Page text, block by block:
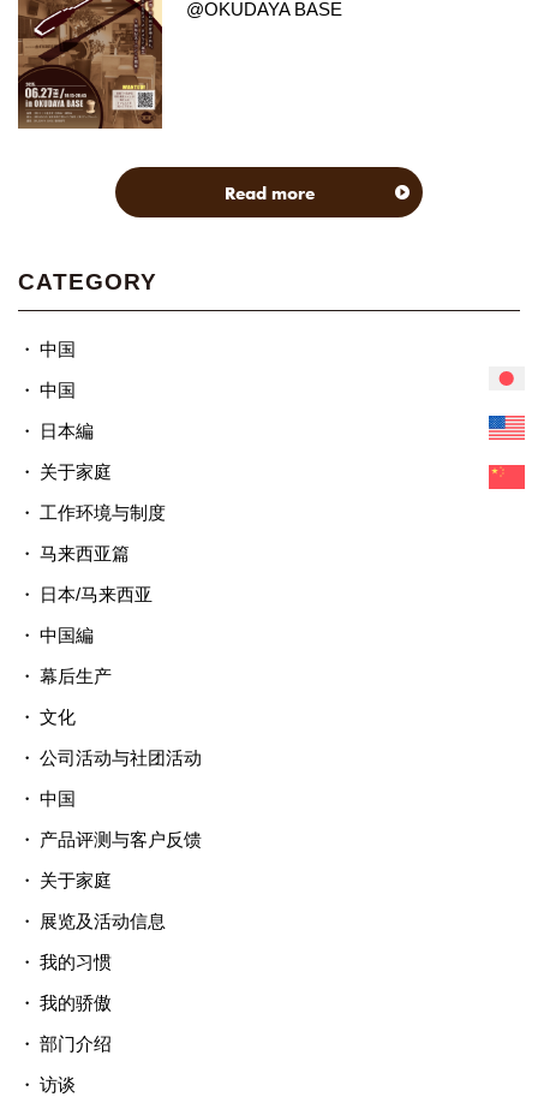
@OKUDAYA BASE
Read more
CATEGORY
中国
中国
日本編
关于家庭
工作环境与制度
马来西亚篇
日本/马来西亚
中国編
幕后生产
文化
公司活动与社团活动
中国
产品评测与客户反馈
关于家庭
展览及活动信息
我的习惯
我的骄傲
部门介绍
访谈